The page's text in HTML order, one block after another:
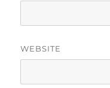
WEBSITE